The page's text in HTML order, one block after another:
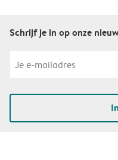
Schrijf je in op onze